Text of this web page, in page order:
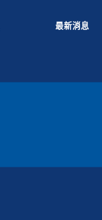
最新消息